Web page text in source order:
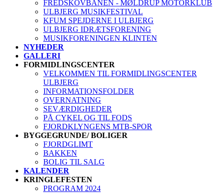
FREDSKOVBANEN - MØLDRUP MOTORKLUB
ULBJERG MUSIKFESTIVAL
KFUM SPEJDERNE I ULBJERG
ULBJERG IDRÆTSFORENING
MUSIKFORENINGEN KLINTEN
NYHEDER
GALLERI
FORMIDLINGSCENTER
VELKOMMEN TIL FORMIDLINGSCENTER
ULBJERG
INFORMATIONSFOLDER
OVERNATNING
SEVÆRDIGHEDER
PÅ CYKEL OG TIL FODS
FJORDKLYNGENS MTB-SPOR
BYGGEGRUNDE/ BOLIGER
FJORDGLIMT
BAKKEN
BOLIG TIL SALG
KALENDER
KRINGLEFESTEN
PROGRAM 2024